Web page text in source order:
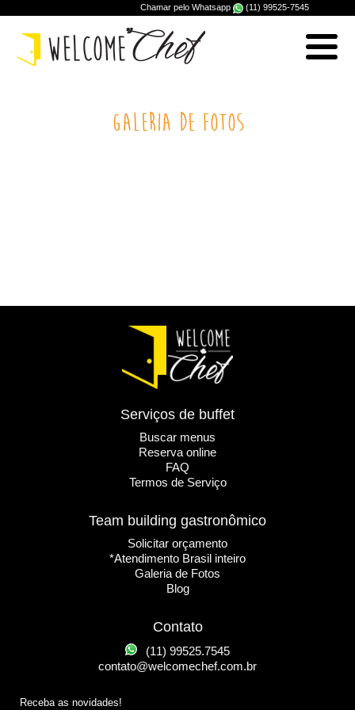
Chamar pelo Whatsapp (11) 99525-7545
Galeria de fotos
Serviços de buffet
Buscar menus
Reserva online
FAQ
Termos de Serviço
Team building gastronômico
Solicitar orçamento
*Atendimento Brasil inteiro
Galeria de Fotos
Blog
Contato
(11) 99525.7545
contato@welcomechef.com.br
Receba as novidades!